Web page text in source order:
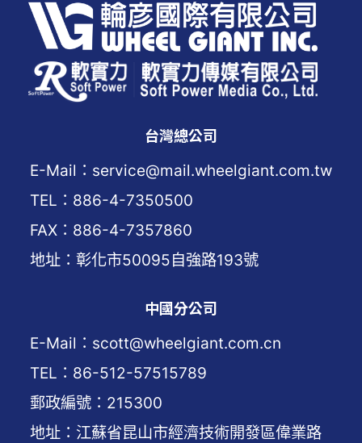
台灣總公司
E-Mail：service@mail.wheelgiant.com.tw
TEL：886-4-7350500
FAX：886-4-7357860
地址：彰化市50095自強路193號
中國分公司
E-Mail：scott@wheelgiant.com.cn
TEL：86-512-57515789
郵政編號：215300
地址：江蘇省昆山市經濟技術開發區偉業路